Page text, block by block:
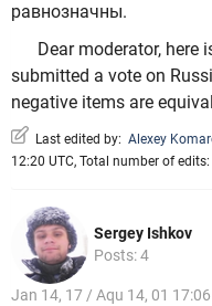
равнозначны.
Dear moderator, here
submitted a vote on
negative items are
Last edited by: Alexey
12:20 UTC, Total number of
Sergey Ishkov
Posts: 4
Jan 14, 17 / Aqu 14, 01 17:06